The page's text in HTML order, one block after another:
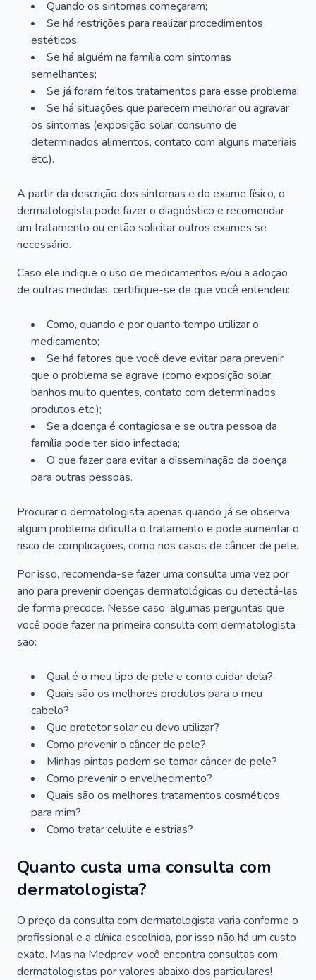
Quando os sintomas começaram;
Se há restrições para realizar procedimentos
estéticos;
Se há alguém na família com sintomas
semelhantes;
Se já foram feitos tratamentos para esse problema;
Se há situações que parecem melhorar ou agravar
os sintomas (exposição solar, consumo de
determinados alimentos, contato com alguns materiais
etc.).
A partir da descrição dos sintomas e do exame físico, o
dermatologista pode fazer o diagnóstico e recomendar
um tratamento ou então solicitar outros exames se
necessário.
Caso ele indique o uso de medicamentos e/ou a adoção
de outras medidas, certifique-se de que você entendeu:
Como, quando e por quanto tempo utilizar o
medicamento;
Se há fatores que você deve evitar para prevenir
que o problema se agrave (como exposição solar,
banhos muito quentes, contato com determinados
produtos etc.);
Se a doença é contagiosa e se outra pessoa da
família pode ter sido infectada;
O que fazer para evitar a disseminação da doença
para outras pessoas.
Procurar o dermatologista apenas quando já se observa
algum problema dificulta o tratamento e pode aumentar o
risco de complicações, como nos casos de câncer de pele.
Por isso, recomenda-se fazer uma consulta uma vez por
ano para prevenir doenças dermatológicas ou detectá-las
de forma precoce. Nesse caso, algumas perguntas que
você pode fazer na primeira consulta com dermatologista
são:
Qual é o meu tipo de pele e como cuidar dela?
Quais são os melhores produtos para o meu
cabelo?
Que protetor solar eu devo utilizar?
Como prevenir o câncer de pele?
Minhas pintas podem se tornar câncer de pele?
Como prevenir o envelhecimento?
Quais são os melhores tratamentos cosméticos
para mim?
Como tratar celulite e estrias?
Quanto custa uma consulta com
dermatologista?
O preço da consulta com dermatologista varia conforme o
profissional e a clínica escolhida, por isso não há um custo
exato. Mas na Medprev, você encontra consultas com
dermatologistas por valores abaixo dos particulares!